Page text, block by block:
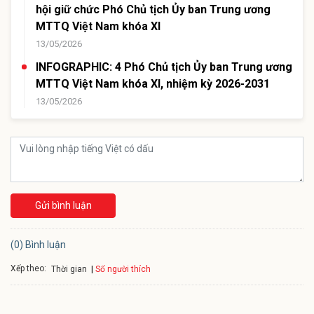
hội giữ chức Phó Chủ tịch Ủy ban Trung ương
MTTQ Việt Nam khóa XI
13/05/2026
INFOGRAPHIC: 4 Phó Chủ tịch Ủy ban Trung ương
MTTQ Việt Nam khóa XI, nhiệm kỳ 2026-2031
13/05/2026
Gửi bình luận
(0) Bình luận
Xếp theo: Thời gian Số người thích